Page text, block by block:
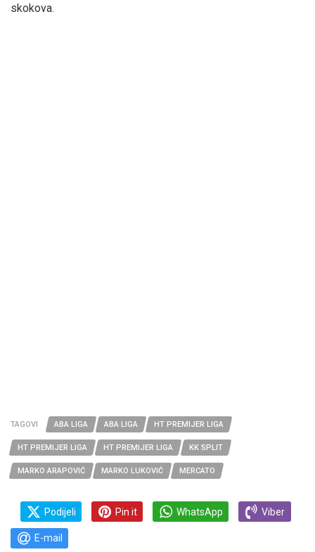
skokova.
TAGOVI ABA LIGA ABA LIGA HT PREMIJER LIGA
HT PREMIJER LIGA HT PREMIJER LIGA KK SPLIT
MARKO ARAPOVIĆ MARKO LUKOVIĆ MERCATO
Podijeli Pin it WhatsApp Viber
E-mail